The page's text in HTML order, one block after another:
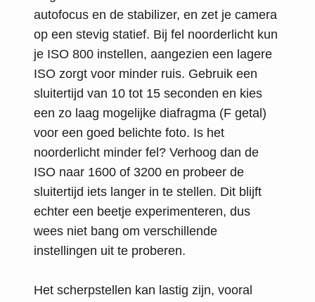
autofocus en de stabilizer, en zet je camera
op een stevig statief. Bij fel noorderlicht kun
je ISO 800 instellen, aangezien een lagere
ISO zorgt voor minder ruis. Gebruik een
sluitertijd van 10 tot 15 seconden en kies
een zo laag mogelijke diafragma (F getal)
voor een goed belichte foto. Is het
noorderlicht minder fel? Verhoog dan de
ISO naar 1600 of 3200 en probeer de
sluitertijd iets langer in te stellen. Dit blijft
echter een beetje experimenteren, dus
wees niet bang om verschillende
instellingen uit te proberen.
Het scherpstellen kan lastig zijn, vooral